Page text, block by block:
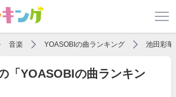
音楽 YOASOBIの曲ランキング 池田彩華
「YOASOBIの曲ランキン